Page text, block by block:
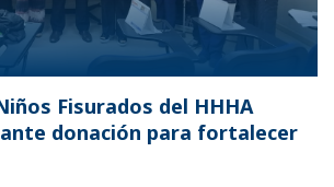
Fisurados del HHHA
donación para fortalecer